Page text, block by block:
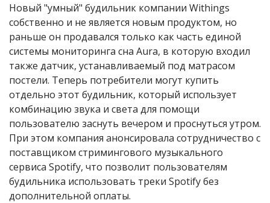
Новый "умный" будильник компании Withings
собственно и не является новым продуктом, но
раньше он продавался только как часть единой
системы мониторинга сна Aura, в которую входил
также датчик, устанавливаемый под матрасом
постели. Теперь потребители могут купить
отдельно этот будильник, который использует
комбинацию звука и света для помощи
пользователю заснуть вечером и проснуться утром.
При этом компания анонсировала сотрудничество с
поставщиком стримингового музыкального
сервиса Spotify, что позволит пользователям
будильника использовать треки Spotify без
дополнительной оплаты.